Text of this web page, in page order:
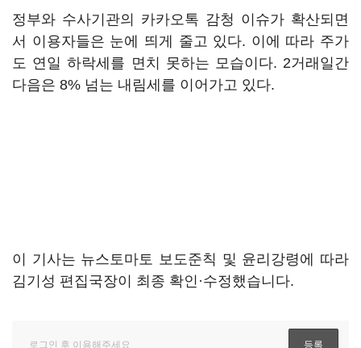
정부와 수사기관의 카카오톡 감청 이슈가 확산되면
서 이용자들은 눈에 띄게 줄고 있다. 이에 따라 주가
도 연일 하락세를 면치 못하는 모습이다. 2거래일간
다음은 8% 넘는 내림세를 이어가고 있다.
이 기사는 뉴스토마토 보도준칙 및 윤리강령에 따라
김기성 편집국장이 최종 확인·수정했습니다.